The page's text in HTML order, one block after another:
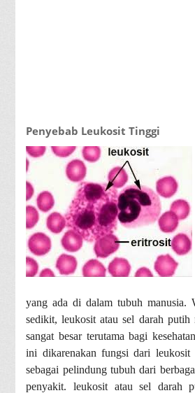
Penyebab Leukosit Tinggi
yang ada di dalam tubuh manusia.
sedikit, leukosit atau sel darah
sangat besar terutama bagi
ini dikarenakan fungsi dari leukosit
sebagai pelindung tubuh dari
penyakit. leukosit atau sel darah